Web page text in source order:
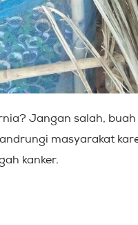
Jangan salah,
masyarakat
kanker.